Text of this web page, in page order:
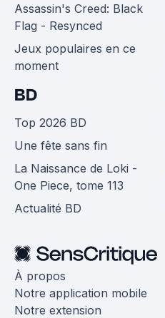
Assassin's Creed: Black
Flag - Resynced
Jeux populaires en ce
moment
BD
Top 2026 BD
Une fête sans fin
La Naissance de Loki -
One Piece, tome 113
Actualité BD
À propos
Notre application mobile
Notre extension